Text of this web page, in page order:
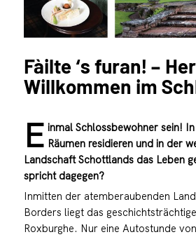
Fàilte ‘s furan! –
Willkommen im
E inmal Schlossbewohner sein!
Räumen residieren und in der
Landschaft Schottlands das Leben
spricht dagegen?
Inmitten der atemberaubenden
Borders liegt das
Roxburghe. Nur eine Autostunde